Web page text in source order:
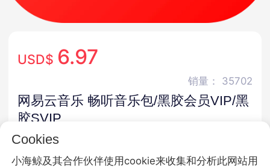
USD$ 6.97
销量： 35702
网易云音乐 畅听音乐包/黑胶会员VIP/黑
胶SVIP
官方直充 · 无第三方 · 不封号 · 24小时充值
Cookies
小海鲸及其合作伙伴使用cookie来收集和分析此网站用